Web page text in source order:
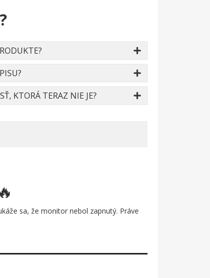
KTORÁ TERAZ NIE JE?
sa, že monitor nebol zapnutý. Práve
celý svet serverov, sietí a nekonečných
štvorčekoch s bielym textom, čo